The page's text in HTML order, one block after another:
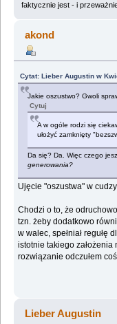
faktycznie jest - i
akond
Cytat: Lieber Augustin w
Jakie oszustwo? Gwoli
Cytuj
A w ogóle rodzi się
ułożyć zamknięty
Da się? Da. Więc czego
generowania?
Ujęcie "oszustwa" w
Chodzi o to, że
tzn. żeby dodatkowo
w walec, spełniał regułę
istotnie takiego założenia
rozwiązanie odczułem
Lieber Augustin